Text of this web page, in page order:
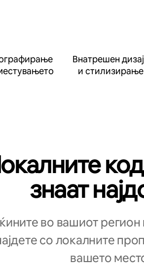
Внатрешен
и стилизирање
знаат
во вашиот
со локалните
вашето